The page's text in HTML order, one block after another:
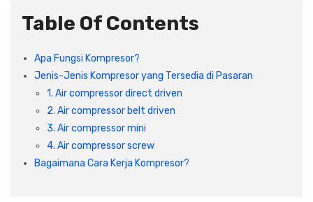
Aksesoris Perabot
Scaffolding
Konstruksi
Atap & Lantai
Cat dan Kimia
Semen & Sejenisnya
Table Of Contents
Apa Fungsi Kompresor?
Jenis-Jenis Kompresor yang Tersedia di Pasaran
1. Air compressor direct driven
2. Air compressor belt driven
3. Air compressor mini
4. Air compressor screw
Bagaimana Cara Kerja Kompresor?